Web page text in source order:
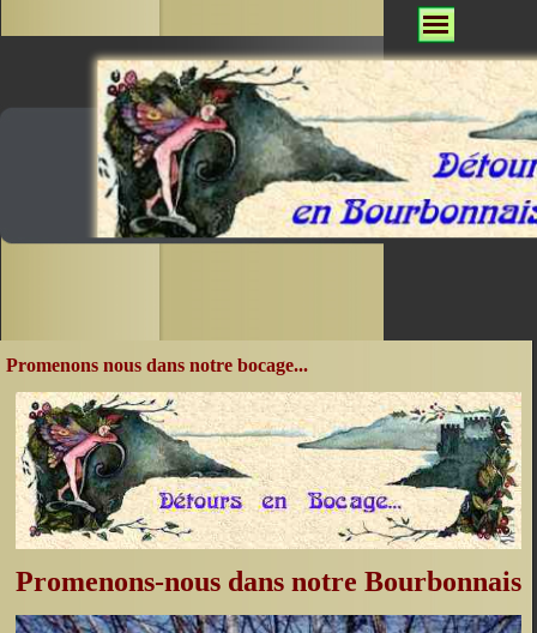
Promenons nous dans notre bocage...
Promenons-nous dans notre Bourbonnais